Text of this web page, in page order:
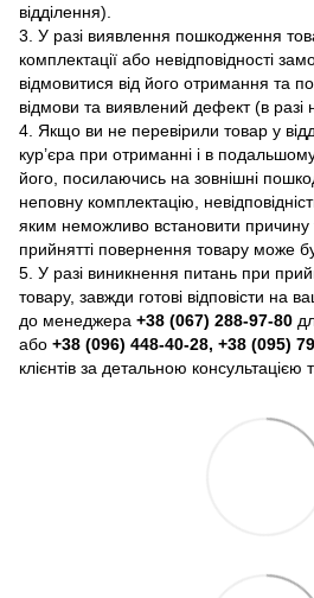
відділення).
3. У разі виявлення пошкодження
комплектації або невідповідності
відмовитися від його отримання та
відмови та виявлений дефект (в разі
4. Якщо ви не перевірили товар у
кур’єра при отриманні і в
його, посилаючись на зовнішні
неповну комплектацію,
яким неможливо встановити
прийнятті повернення товару може
5. У разі виникнення питань при
товару, завжди готові відповісти на
до менеджера +38 (067) 288-97-80
або +38 (096) 448-40-28, +38 (095)
клієнтів за детальною консультацією